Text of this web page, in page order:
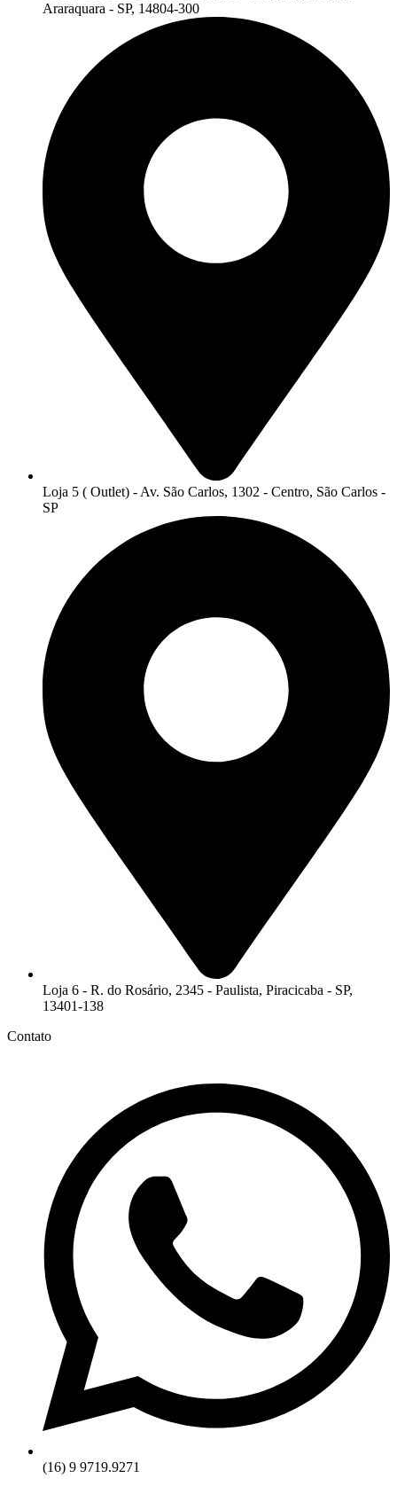
Araraquara - SP, 14804-300
Loja 5 ( Outlet) - Av. São Carlos, 1302 - Centro, São Carlos -
SP
Loja 6 - R. do Rosário, 2345 - Paulista, Piracicaba - SP,
13401-138
Contato
(16) 9 9719.9271